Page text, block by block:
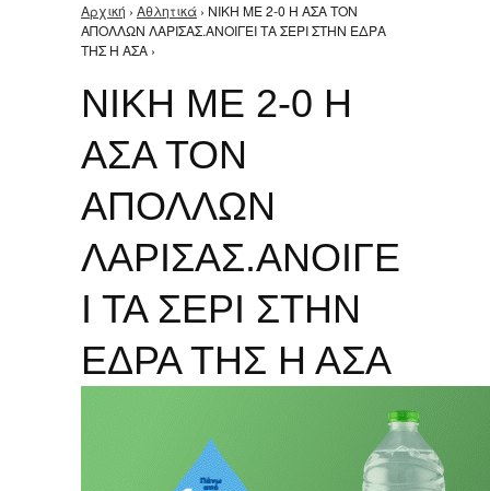
Είστε εδώ
Αρχική › Αθλητικά › ΝΙΚΗ ΜΕ 2-0 Η ΑΣΑ ΤΟΝ
ΑΠΟΛΛΩΝ ΛΑΡΙΣΑΣ.ΑΝΟΙΓΕΙ ΤΑ ΣΕΡΙ ΣΤΗΝ ΕΔΡΑ
ΤΗΣ Η ΑΣΑ ›
ΝΙΚΗ ΜΕ 2-0 Η
ΑΣΑ ΤΟΝ
ΑΠΟΛΛΩΝ
ΛΑΡΙΣΑΣ.ΑΝΟΙΓΕ
Ι ΤΑ ΣΕΡΙ ΣΤΗΝ
ΕΔΡΑ ΤΗΣ Η ΑΣΑ